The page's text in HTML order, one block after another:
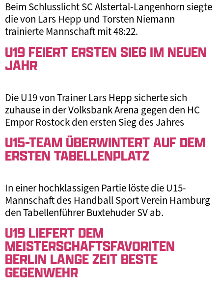
Beim Schlusslicht SC Alstertal-Langenhorn siegte
die von Lars Hepp und Torsten Niemann
trainierte Mannschaft mit 48:22.
U19 FEIERT ERSTEN SIEG IM NEUEN
JAHR
Die U19 von Trainer Lars Hepp sicherte sich
zuhause in der Volksbank Arena gegen den HC
Empor Rostock den ersten Sieg des Jahres
U15-TEAM ÜBERWINTERT AUF DEM
ERSTEN TABELLENPLATZ
In einer hochklassigen Partie löste die U15-
Mannschaft des Handball Sport Verein Hamburg
den Tabellenführer Buxtehuder SV ab.
U19 LIEFERT DEM
MEISTERSCHAFTSFAVORITEN
BERLIN LANGE ZEIT BESTE
GEGENWEHR